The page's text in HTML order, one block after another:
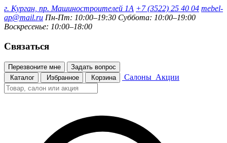
г. Курган, пр. Машиностроителей 1А +7 (3522) 25 40 04 mebel-
ap@mail.ru Пн-Пт: 10:00–19:30 Суббота: 10:00–19:00
Воскресенье: 10:00–18:00
Связаться
Перезвоните мне
Задать вопрос
Каталог
Избранное Корзина Салоны Акции